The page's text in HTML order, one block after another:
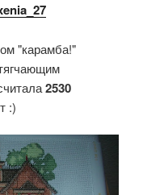
"карамба!"
2530
:)